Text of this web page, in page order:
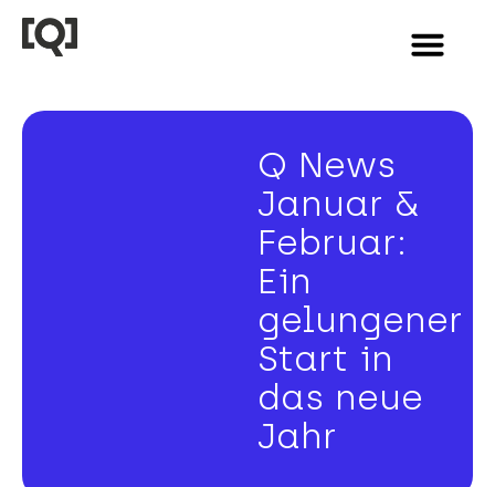
Q News
Januar &
Februar:
Ein
gelungener
Start in
das neue
Jahr